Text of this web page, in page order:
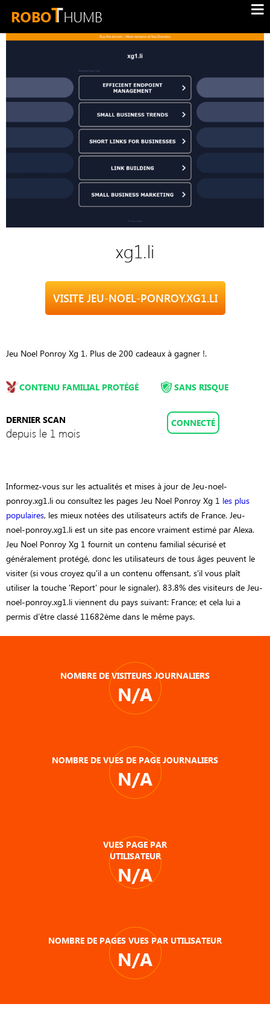
xg1.li
VISITE JEU-NOEL-PONROY.XG1.LI
Jeu Noel Ponroy Xg 1. Plus de 200 cadeaux à gagner !.
CONTENU FAMILIAL PROTÉGÉ
DERNIER SCAN
depuis le 1 mois
SANS RISQUE
CONNECTÉ
Informez-vous sur les actualités et mises à jour de Jeu-noel-
ponroy.xg1.li ou consultez les pages Jeu Noel Ponroy Xg 1 les plus
populaires, les mieux notées des utilisateurs actifs de France. Jeu-
noel-ponroy.xg1.li est un site pas encore vraiment estimé par Alexa.
Jeu Noel Ponroy Xg 1 fournit un contenu familial sécurisé et
généralement protégé, donc les utilisateurs de tous âges peuvent le
visiter (si vous croyez qu'il a un contenu offensant, s'il vous plaît
utiliser la touche 'Report' pour le signaler). 83.8% des visiteurs de Jeu-
noel-ponroy.xg1.li viennent du pays suivant: France; et cela lui a
permis d’être classé 11682ème dans le même pays.
NOMBRE DE VISITEURS JOURNALIERS
N/A
NOMBRE DE VUES DE PAGE JOURNALIERS
N/A
VUES PAGE PAR
UTILISATEUR
N/A
NOMBRE DE PAGES VUES PAR UTILISATEUR
N/A